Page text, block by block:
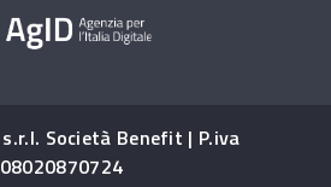
Società Benefit | P.iva
08020870724